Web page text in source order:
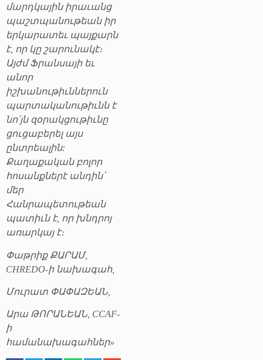
մարդկային իրաւանց
պաշտպանութեան իր
երկարատեւ պայքարն
է, որ կը շարունակէ։
Այժմ Ֆրանսայի եւ
անոր
իշխանութիւններուն
պարտականութիւնն է
նո՛յն զօրակցութիւնը
ցուցաբերել այս
ընտրեալին:
Քաղաքական բոլոր
հոսանքներէ անդին՝
մեր
Հանրապետութեան
պատիւն է, որ խնդրոյ
առարկայ է։
Փաթրիք ՔԱՐԱՄ,
CHREDO-ի նախագահ,
Մուրատ ՓԱՓԱԶԵԱՆ,
Արա ԹՈՐԱՆԵԱՆ, CCAF-
ի
համանախագահներ»